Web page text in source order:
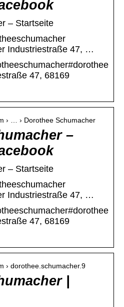
– Startseite
Industriestraße 47, …
47, 68169
› … › Dorothee Schumacher
–
– Startseite
Industriestraße 47, …
47, 68169
› dorothee.schumacher.9
|